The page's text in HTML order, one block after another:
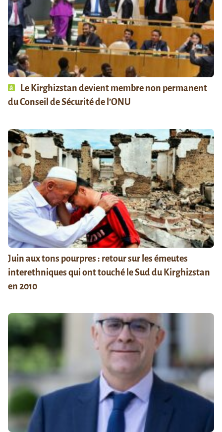
Le Kirghizstan devient membre non permanent
du Conseil de Sécurité de l’ONU
Juin aux tons pourpres : retour sur les émeutes
interethniques qui ont touché le Sud du Kirghizstan
en 2010